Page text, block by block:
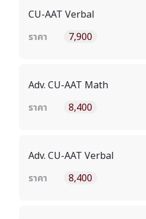
CU-AAT Verbal
ราคา
7,900
Adv. CU-AAT Math
ราคา
8,400
Adv. CU-AAT Verbal
ราคา
8,400